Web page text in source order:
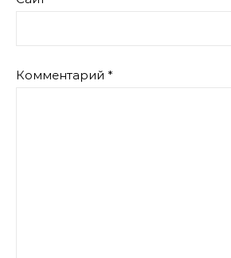
Комментарий *